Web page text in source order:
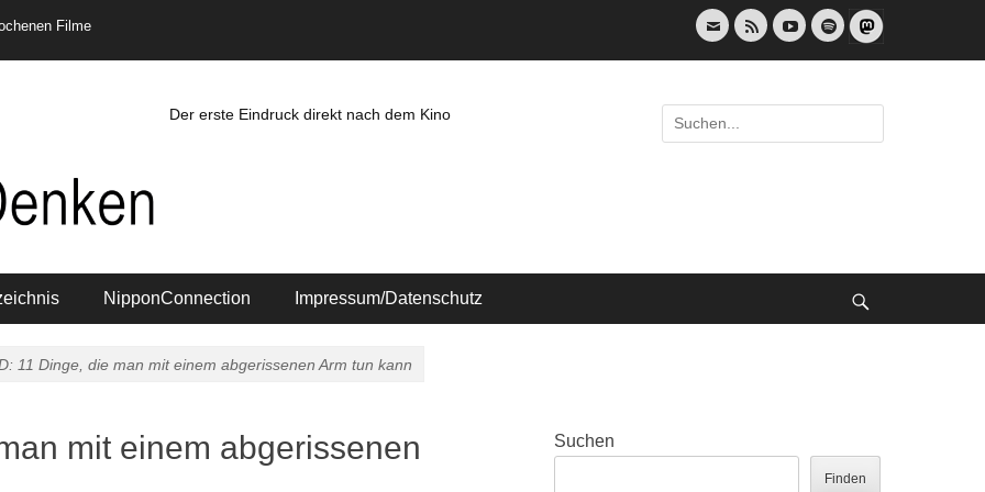
Filme
E-
Mail
Feed YouTubeSpotify
Der erste Eindruck direkt nach dem Kino
Suche
nach:
NipponConnection Impressum/Datenschutz
11 Dinge, die man mit einem abgerissenen Arm tun kann
mit einem abgerissenen
Suchen
Finden